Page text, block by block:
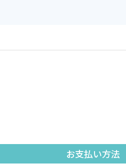
お支払い方法